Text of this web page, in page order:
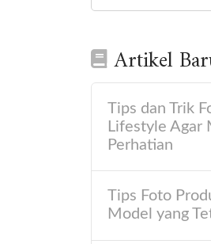
Artikel
Tips dan Trik
Lifestyle Agar
Perhatian
Tips Foto
Model yang